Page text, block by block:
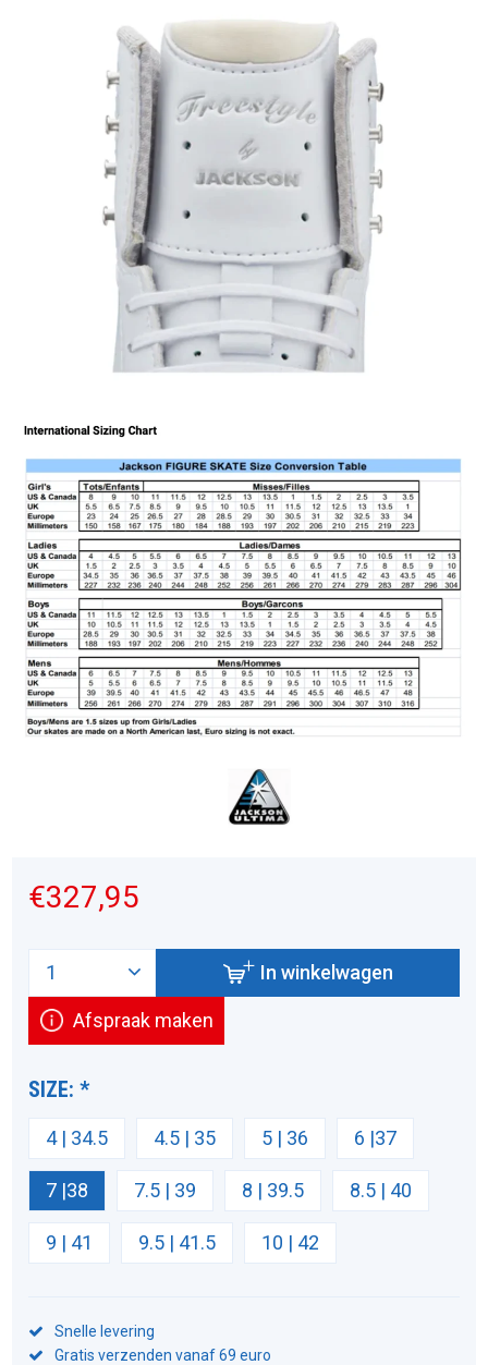
€327,95
In winkelwagen
Afspraak maken
SIZE:*
4 | 34.5 4.5 | 35 5 | 36 6 |37
7 |38 7.5 | 39 8 | 39.5 8.5 | 40
9 | 41 9.5 | 41.5 10 | 42
Snelle levering
Gratis verzenden vanaf 69 euro